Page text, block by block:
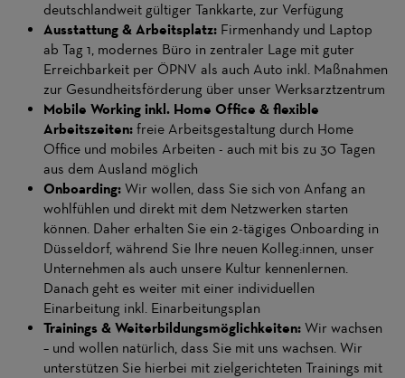
deutschlandweit gültiger Tankkarte, zur Verfügung
Ausstattung & Arbeitsplatz: Firmenhandy und Laptop
ab Tag 1, modernes Büro in zentraler Lage mit guter
Erreichbarkeit per ÖPNV als auch Auto inkl. Maßnahmen
zur Gesundheitsförderung über unser Werksarztzentrum
Mobile Working inkl. Home Office & flexible
Arbeitszeiten: freie Arbeitsgestaltung durch Home
Office und mobiles Arbeiten - auch mit bis zu 30 Tagen
aus dem Ausland möglich
Onboarding: Wir wollen, dass Sie sich von Anfang an
wohlfühlen und direkt mit dem Netzwerken starten
können. Daher erhalten Sie ein 2-tägiges Onboarding in
Düsseldorf, während Sie Ihre neuen Kolleg:innen, unser
Unternehmen als auch unsere Kultur kennenlernen.
Danach geht es weiter mit einer individuellen
Einarbeitung inkl. Einarbeitungsplan
Trainings & Weiterbildungsmöglichkeiten: Wir wachsen
– und wollen natürlich, dass Sie mit uns wachsen. Wir
unterstützen Sie hierbei mit zielgerichteten Trainings mit